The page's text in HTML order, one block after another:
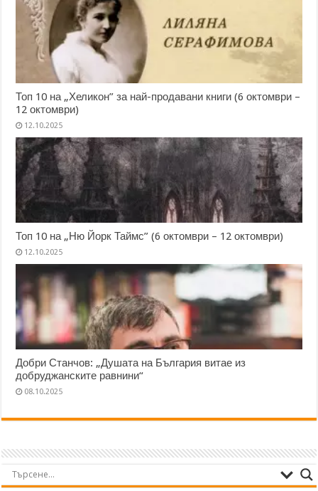
Топ 10 на „Хеликон” за най-продавани книги (6 октомври –
12 октомври)
12.10.2025
Топ 10 на „Ню Йорк Таймс” (6 октомври – 12 октомври)
12.10.2025
Добри Станчов: „Душата на България витае из
добруджанските равнини“
08.10.2025